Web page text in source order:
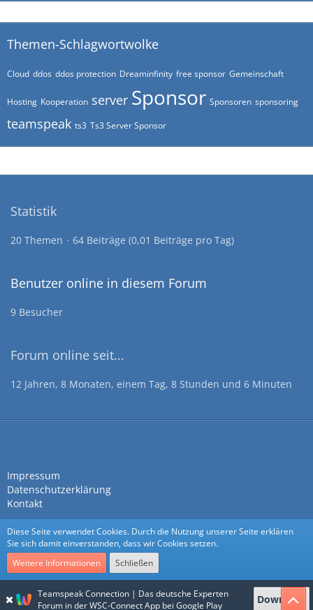
Themen-Schlagwortwolke
Cloud ddos ddos protection Dreaminfinity free sponsor Gemeinschaft
Hosting Kooperation server Sponsor Sponsoren sponsoring
teamspeak ts3 Ts3 Server Sponsor
Statistik
20 Themen 64 Beiträge (0,01 Beiträge pro Tag)
Benutzer online in diesem Forum
9 Besucher
Forum online seit...
12 Jahren, 8 Monaten, einem Tag, 8 Stunden und 6 Minuten
Impressum
Datenschutzerklärung
Kontakt
Community-Software:WoltLab Suite™
Stil:Nexusvoncls-design
Teamspeak Connection | Das deutsche Experten
Forum in der WSC-Connect App bei Google Play
Download
Diese Seite verwendet Cookies. Durch die Nutzung unserer Seite erklären
Sie sich damit einverstanden, dass wir Cookies setzen.
Weitere Informationen
Schließen